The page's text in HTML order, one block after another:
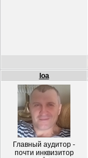
loa
Главный аудитор -
почти инквизитор